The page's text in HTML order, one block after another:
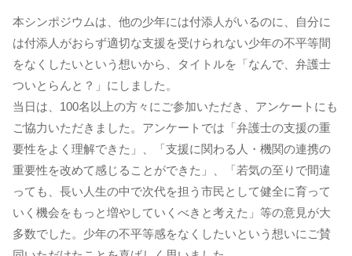
本シンポジウムは、他の少年には付添人がいるのに、自分に
は付添人がおらず適切な支援を受けられない少年の不平等間
をなくしたいという想いから、タイトルを「なんで、弁護士
ついとらんと？」にしました。
当日は、100名以上の方々にご参加いただき、アンケートにも
ご協力いただきました。アンケートでは「弁護士の支援の重
要性をよく理解できた」、「支援に関わる人・機関の連携の
重要性を改めて感じることができた」、「若気の至りで間違
っても、長い人生の中で次代を担う市民として健全に育って
いく機会をもっと増やしていくべきと考えた」等の意見が大
多数でした。少年の不平等感をなくしたいという想いにご賛